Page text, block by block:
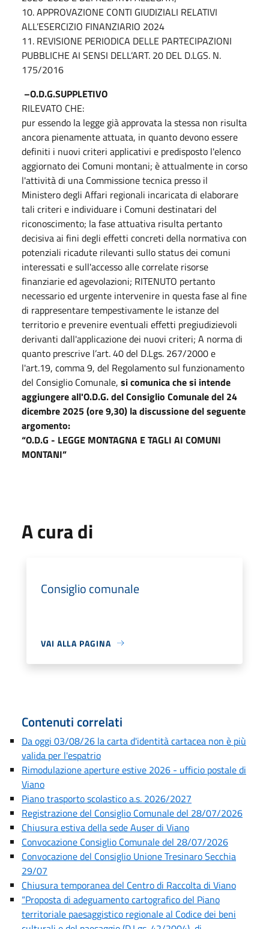
10. APPROVAZIONE CONTI GIUDIZIALI RELATIVI
ALL’ESERCIZIO FINANZIARIO 2024
11. REVISIONE PERIODICA DELLE PARTECIPAZIONI
PUBBLICHE AI SENSI DELL’ART. 20 DEL D.LGS. N.
175/2016
–O.D.G.SUPPLETIVO
RILEVATO CHE:
pur essendo la legge già approvata la stessa non risulta
ancora pienamente attuata, in quanto devono essere
definiti i nuovi criteri applicativi e predisposto l'elenco
aggiornato dei Comuni montani; è attualmente in corso
l'attività di una Commissione tecnica presso il
Ministero degli Affari regionali incaricata di elaborare
tali criteri e individuare i Comuni destinatari del
riconoscimento; la fase attuativa risulta pertanto
decisiva ai fini degli effetti concreti della normativa con
potenziali ricadute rilevanti sullo status dei comuni
interessati e sull'accesso alle correlate risorse
finanziarie ed agevolazioni; RITENUTO pertanto
necessario ed urgente intervenire in questa fase al fine
di rappresentare tempestivamente le istanze del
territorio e prevenire eventuali effetti pregiudizievoli
derivanti dall'applicazione dei nuovi criteri; A norma di
quanto prescrive l’art. 40 del D.Lgs. 267/2000 e
l'art.19, comma 9, del Regolamento sul funzionamento
del Consiglio Comunale, si comunica che si intende
aggiungere all'O.D.G. del Consiglio Comunale del 24
dicembre 2025 (ore 9,30) la discussione del seguente
argomento:
“O.D.G - LEGGE MONTAGNA E TAGLI AI COMUNI
MONTANI”
A cura di
Consiglio comunale
VAI ALLA PAGINA
Contenuti correlati
Da oggi 03/08/26 la carta d'identità cartacea non è più
valida per l'espatrio
Rimodulazione aperture estive 2026 - ufficio postale di
Viano
Piano trasporto scolastico a.s. 2026/2027
Registrazione del Consiglio Comunale del 28/07/2026
Chiusura estiva della sede Auser di Viano
Convocazione Consiglio Comunale del 28/07/2026
Convocazione del Consiglio Unione Tresinaro Secchia
29/07
Chiusura temporanea del Centro di Raccolta di Viano
“Proposta di adeguamento cartografico del Piano
territoriale paesaggistico regionale al Codice dei beni